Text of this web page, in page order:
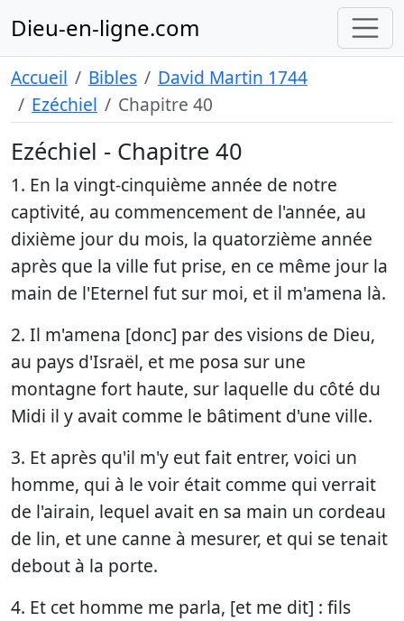
Dieu-en-ligne.com
Accueil Bibles
David Martin 1744
Ezéchiel
Chapitre 40
Ezéchiel - Chapitre 40
1. En la vingt-cinquième année de notre
captivité, au commencement de l'année, au
dixième jour du mois, la quatorzième année
après que la ville fut prise, en ce même jour la
main de l'Eternel fut sur moi, et il m'amena là.
2. Il m'amena [donc] par des visions de Dieu,
au pays d'Israël, et me posa sur une
montagne fort haute, sur laquelle du côté du
Midi il y avait comme le bâtiment d'une ville.
3. Et après qu'il m'y eut fait entrer, voici un
homme, qui à le voir était comme qui verrait
de l'airain, lequel avait en sa main un cordeau
de lin, et une canne à mesurer, et qui se tenait
debout à la porte.
4. Et cet homme me parla, [et me dit] : fils